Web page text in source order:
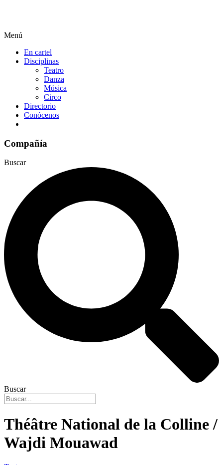
Menú
En cartel
Disciplinas
Teatro
Danza
Música
Circo
Directorio
Conócenos
Compañía
Buscar
Buscar
Théâtre National de la Colline /
Wajdi Mouawad